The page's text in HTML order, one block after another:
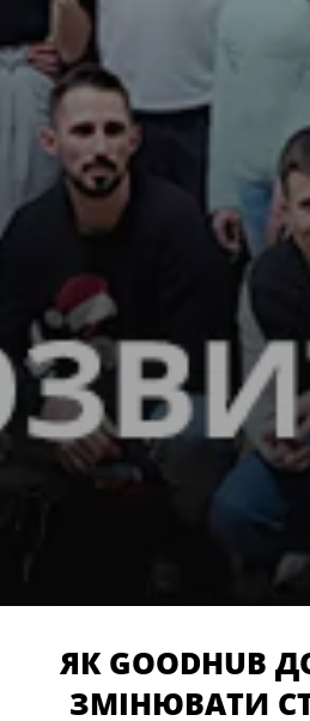
ЯК GOODHUB
ЗМІНЮВАТИ